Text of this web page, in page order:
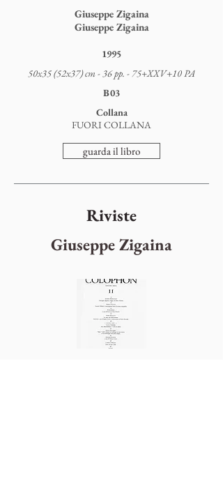
guarda il libro
Giuseppe Zigaina
Giuseppe Zigaina
50x35 (52x37) cm - 36 pp. - 75+XXV+10 PA
1995
B03
FUORI COLLANA
Collana
Riviste
Giuseppe Zigaina